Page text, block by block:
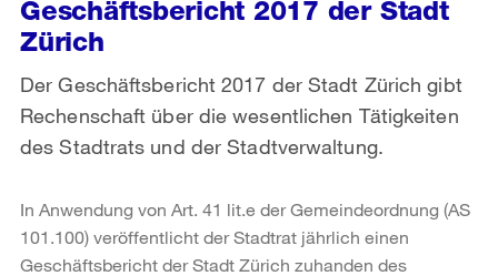
Geschäftsbericht 2017 der Stadt
Zürich
Der Geschäftsbericht 2017 der Stadt Zürich gibt
Rechenschaft über die wesentlichen Tätigkeiten
des Stadtrats und der Stadtverwaltung.
In Anwendung von Art. 41 lit.e der Gemeindeordnung (AS
101.100) veröffentlicht der Stadtrat jährlich einen
Geschäftsbericht der Stadt Zürich zuhanden des